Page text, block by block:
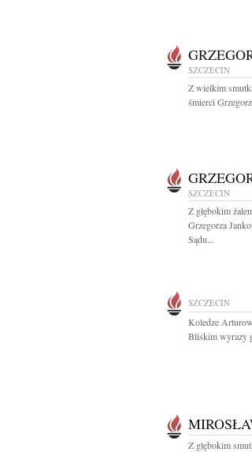
SZCZECIN
Z wielkim
śmierci
SZCZECIN
Z głębokim
Grzegorza
Sądu...
SZCZECIN
Koledze
Bliskim wyrazy
Z głębokim